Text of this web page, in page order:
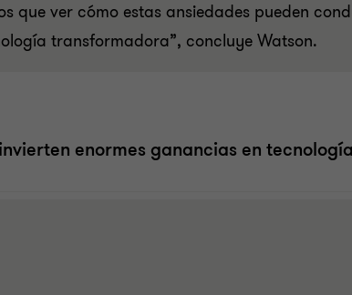
que ver cómo estas ansiedades pueden
transformadora”, concluye Watson.
enormes ganancias en tecnología